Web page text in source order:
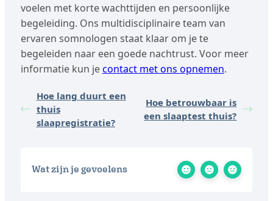
voelen met korte wachttijden en persoonlijke
begeleiding. Ons multidisciplinaire team van
ervaren somnologen staat klaar om je te
begeleiden naar een goede nachtrust. Voor meer
informatie kun jecontact met ons opnemen.
Hoe lang duurt een
thuis
slaapregistratie?
Hoe betrouwbaar is
een slaaptest thuis?
Wat zijn je gevoelens